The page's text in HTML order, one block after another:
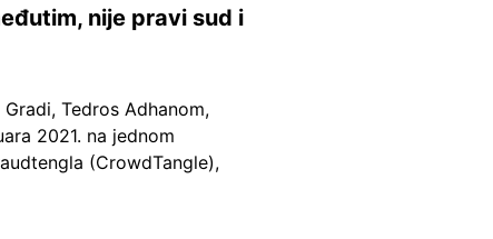
nije pravi sud i
Tedros Adhanom,
2021. na jednom
(CrowdTangle),